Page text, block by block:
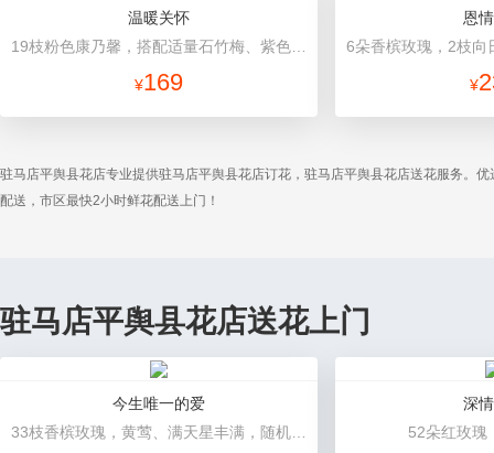
温暖关怀
¥169
恩
¥
驻马店平舆县花店专业提供驻马店平舆县花店订花，驻马店平舆县花店送花服务。
配送，市区最快2小时鲜花配送上门！
驻马店平舆县花店送花上门
今生唯一的爱
深
52朵红玫瑰